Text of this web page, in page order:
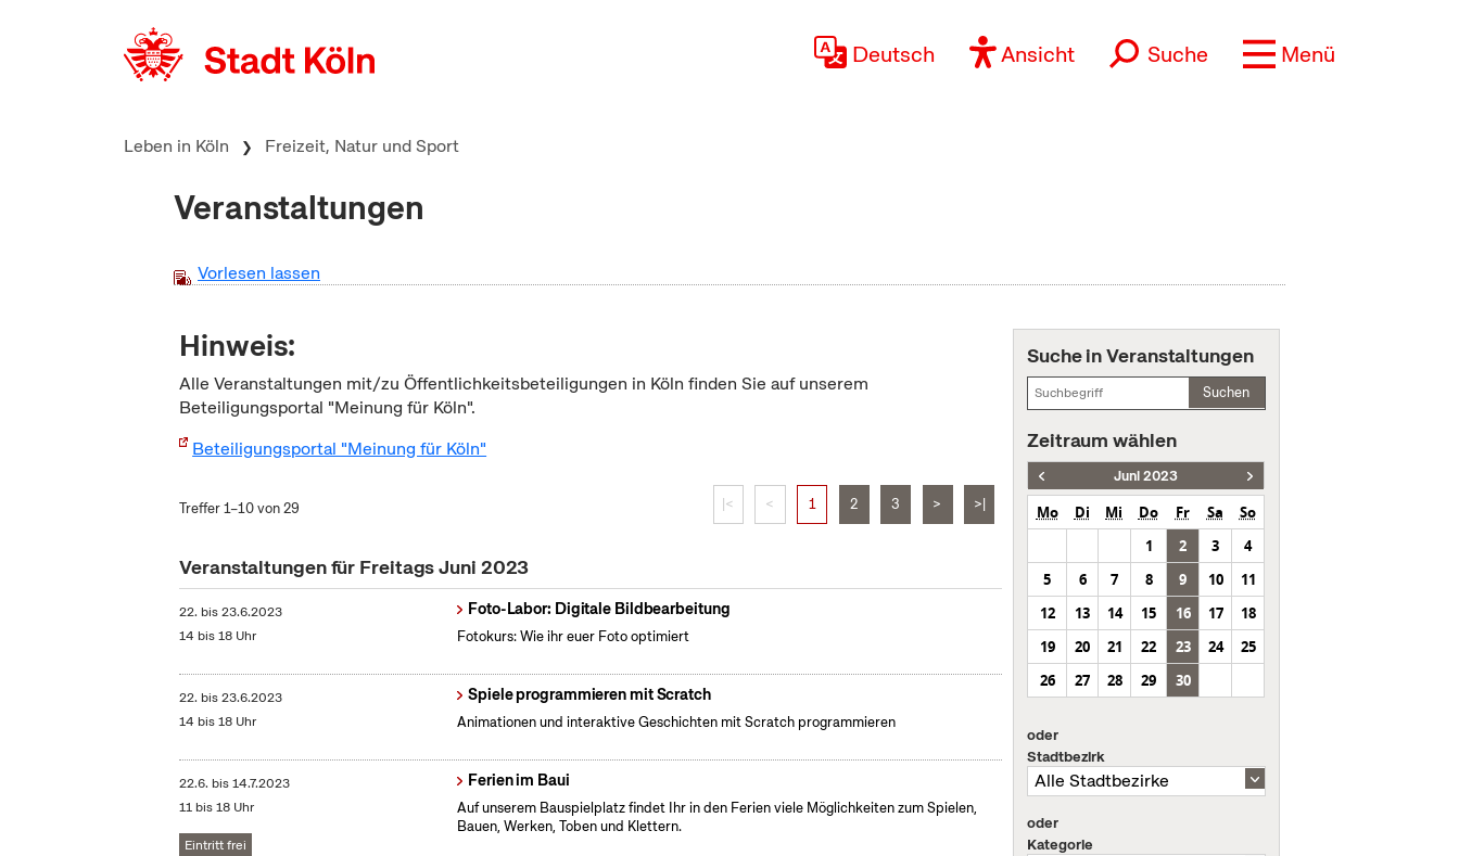
Deutsch Ansicht Suche Menü
Leben in Köln Freizeit, Natur und Sport
Veranstaltungen
Vorlesen lassen
Hinweis:
Alle Veranstaltungen mit/zu Öffentlichkeitsbeteiligungen in Köln finden Sie auf unserem
Beteiligungsportal "Meinung für Köln".
Beteiligungsportal "Meinung für Köln"
Treffer 1–10 von 29 |< < 1 2 3 > >|
Veranstaltungen für Freitags Juni 2023
22. bis23.6.2023
14 bis 18 Uhr
Foto-Labor: Digitale Bildbearbeitung
Fotokurs: Wie ihr euer Foto optimiert
22. bis23.6.2023
14 bis 18 Uhr
Spiele programmieren mit Scratch
Animationen und interaktive Geschichten mit Scratch programmieren
22.6. bis14.7.2023
11 bis 18 Uhr
Eintritt frei
Ferien im Baui
Auf unserem Bauspielplatz findet Ihr in den Ferien viele Möglichkeiten zum Spielen,
Bauen, Werken, Toben und Klettern.
Suche in Veranstaltungen
Suchen
Zeitraum wählen
Juni 2023
Mo Di Mi Do Fr Sa
So
1
2 3
4
5
6 7 8 9 10
11
12
13 14 15 16 17
18
19
20 21 22 23 24
25
26
27 28 29 30
oder
Stadtbezirk
oder
Kategorie